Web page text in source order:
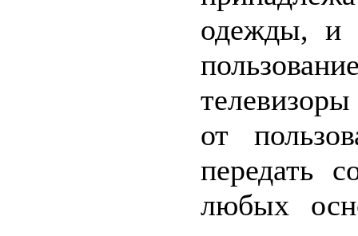
одежды, и
от
передать
любых